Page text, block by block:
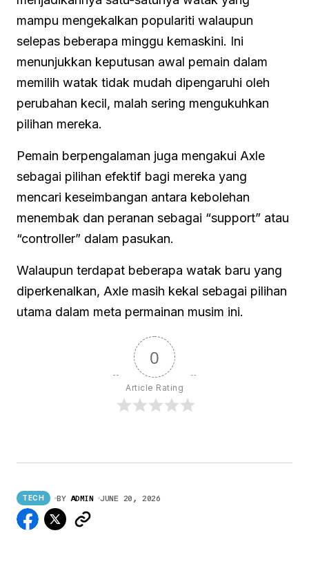
mampu mengekalkan populariti walaupun
selepas beberapa minggu kemaskini. Ini
menunjukkan keputusan awal pemain dalam
memilih watak tidak mudah dipengaruhi oleh
perubahan kecil, malah sering mengukuhkan
pilihan mereka.
Pemain berpengalaman juga mengakui Axle
sebagai pilihan efektif bagi mereka yang
mencari keseimbangan antara kebolehan
menembak dan peranan sebagai “support” atau
“controller” dalam pasukan.
Walaupun terdapat beberapa watak baru yang
diperkenalkan, Axle masih kekal sebagai pilihan
utama dalam meta permainan musim ini.
0
Article Rating
TECH BY ADMIN JUNE 20, 2026